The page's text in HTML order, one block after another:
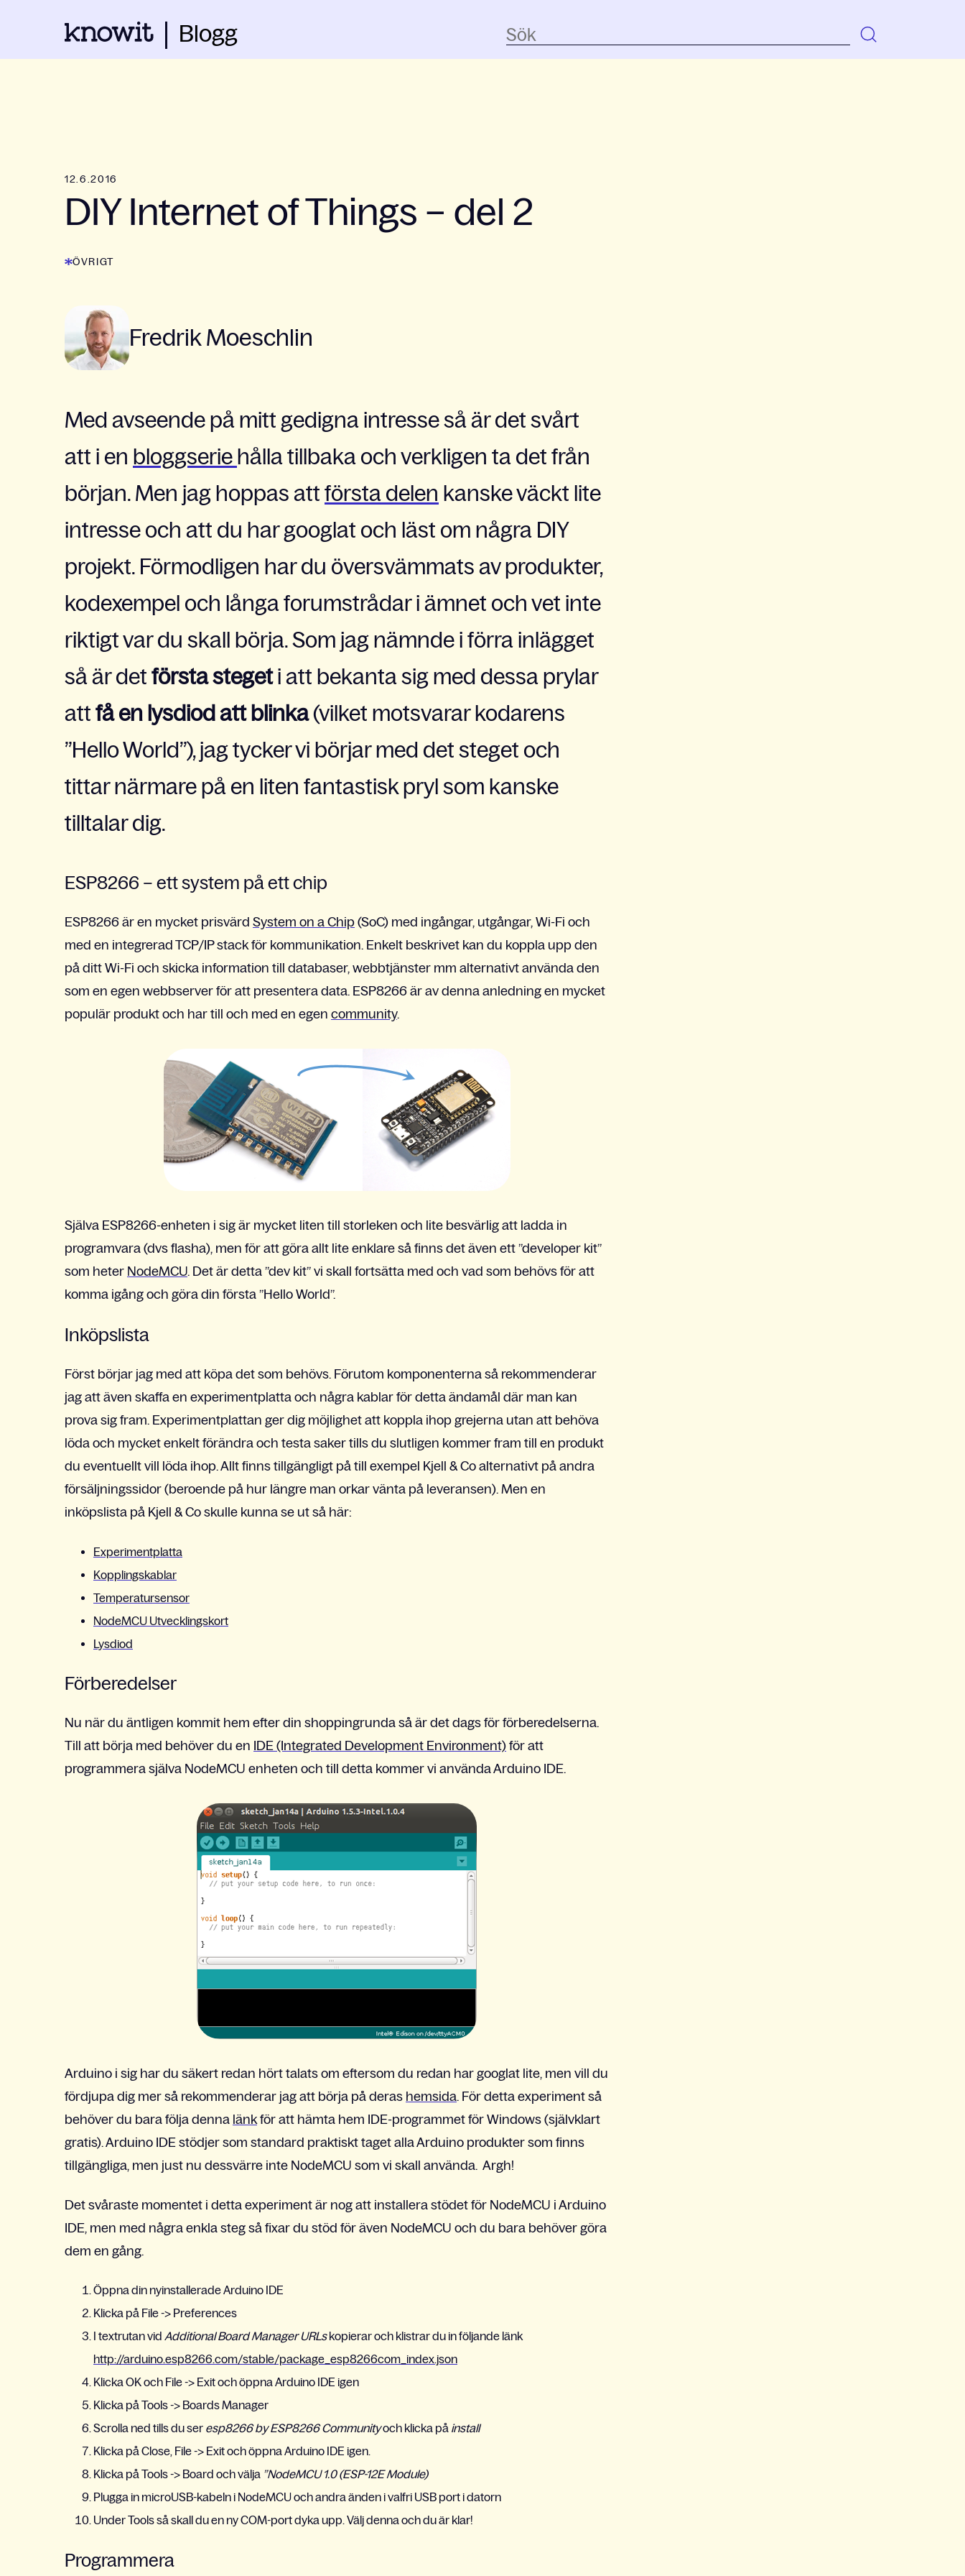
Blogg
12.6.2016
DIY Internet of Things – del 2
ÖVRIGT
Fredrik Moeschlin
Med avseende på mitt gedigna intresse så är det svårt
att i en bloggserie hålla tillbaka och verkligen ta det från
början. Men jag hoppas att första delen kanske väckt lite
intresse och att du har googlat och läst om några DIY
projekt. Förmodligen har du översvämmats av produkter,
kodexempel och långa forumstrådar i ämnet och vet inte
riktigt var du skall börja. Som jag nämnde i förra inlägget
så är det första stegeti att bekanta sig med dessa prylar
att få en lysdiod att blinka(vilket motsvarar kodarens
”Hello World”), jag tycker vi börjar med det steget och
tittar närmare på en liten fantastisk pryl som kanske
tilltalar dig.
ESP8266 – ett system på ett chip
ESP8266 är en mycket prisvärd System on a Chip (SoC) med ingångar, utgångar, Wi-Fi och
med en integrerad TCP/IP stack för kommunikation. Enkelt beskrivet kan du koppla upp den
på ditt Wi-Fi och skicka information till databaser, webbtjänster mm alternativt använda den
som en egen webbserver för att presentera data. ESP8266 är av denna anledning en mycket
populär produkt och har till och med en egen community.
Själva ESP8266-enheten i sig är mycket liten till storleken och lite besvärlig att ladda in
programvara (dvs flasha), men för att göra allt lite enklare så finns det även ett ”developer kit”
som heter NodeMCU. Det är detta ”dev kit” vi skall fortsätta med och vad som behövs för att
komma igång och göra din första ”Hello World”.
Inköpslista
Först börjar jag med att köpa det som behövs. Förutom komponenterna så rekommenderar
jag att även skaffa en experimentplatta och några kablar för detta ändamål där man kan
prova sig fram. Experimentplattan ger dig möjlighet att koppla ihop grejerna utan att behöva
löda och mycket enkelt förändra och testa saker tills du slutligen kommer fram till en produkt
du eventuellt vill löda ihop. Allt finns tillgängligt på till exempel Kjell & Co alternativt på andra
försäljningssidor (beroende på hur längre man orkar vänta på leveransen). Men en
inköpslista på Kjell & Co skulle kunna se ut så här:
Experimentplatta
Kopplingskablar
Temperatursensor
NodeMCU Utvecklingskort
Lysdiod
Förberedelser
Nu när du äntligen kommit hem efter din shoppingrunda så är det dags för förberedelserna.
Till att börja med behöver du en IDE (Integrated Development Environment) för att
programmera själva NodeMCU enheten och till detta kommer vi använda Arduino IDE.
Arduino i sig har du säkert redan hört talats om eftersom du redan har googlat lite, men vill du
fördjupa dig mer så rekommenderar jag att börja på deras hemsida. För detta experiment så
behöver du bara följa denna länkför att hämta hem IDE-programmet för Windows (självklart
gratis). Arduino IDE stödjer som standard praktiskt taget alla Arduino produkter som finns
tillgängliga, men just nu dessvärre inte NodeMCU som vi skall använda. Argh!
Det svåraste momentet i detta experiment är nog att installera stödet för NodeMCU i Arduino
IDE, men med några enkla steg så fixar du stöd för även NodeMCU och du bara behöver göra
dem en gång.
Öppna din nyinstallerade Arduino IDE
Klicka på File -> Preferences
I textrutan vid Additional Board Manager URLskopierar och klistrar du in följande länk
http://arduino.esp8266.com/stable/package_esp8266com_index.json
Klicka OK och File -> Exit och öppna Arduino IDE igen
Klicka på Tools -> Boards Manager
Scrolla ned tills du ser esp8266 by ESP8266 Communityoch klicka på install
Klicka på Close, File -> Exit och öppna Arduino IDE igen.
Klicka på Tools -> Board och välja ”NodeMCU 1.0 (ESP-12E Module)
Plugga in microUSB-kabeln i NodeMCU och andra änden i valfri USB port i datorn
Under Tools så skall du en ny COM-port dyka upp. Välj denna och du är klar!
Programmera